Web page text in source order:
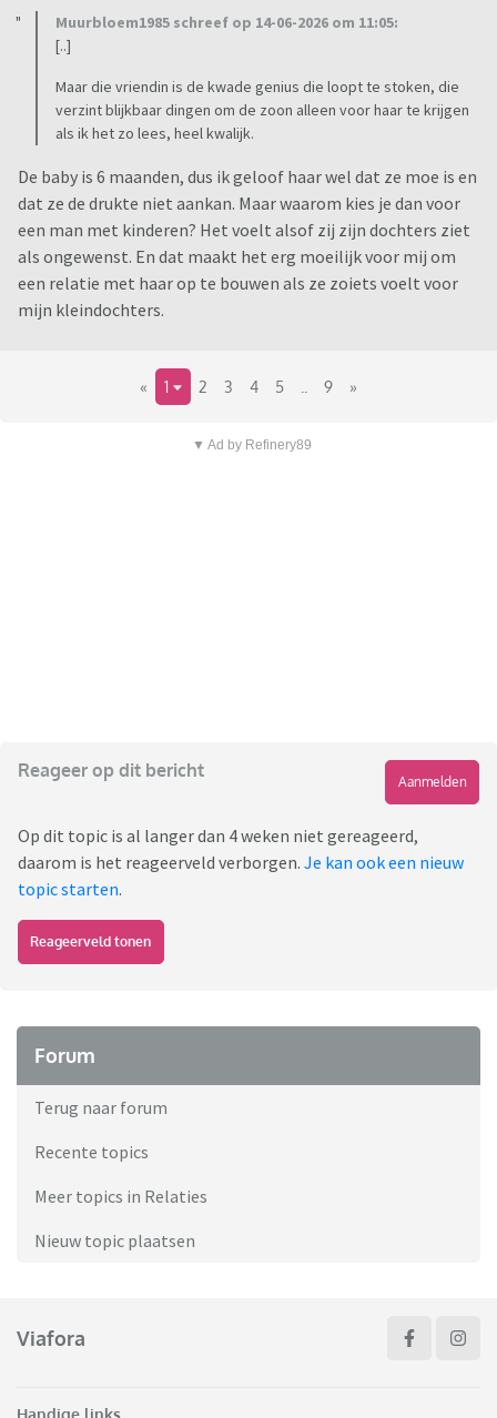
Muurbloem1985 schreef op 14-06-2026 om 11:05:
[..]
Maar die vriendin is de kwade genius die loopt te stoken, die
verzint blijkbaar dingen om de zoon alleen voor haar te krijgen
als ik het zo lees, heel kwalijk.
De baby is 6 maanden, dus ik geloof haar wel dat ze moe is en
dat ze de drukte niet aankan. Maar waarom kies je dan voor
een man met kinderen? Het voelt alsof zij zijn dochters ziet
als ongewenst. En dat maakt het erg moeilijk voor mij om
een relatie met haar op te bouwen als ze zoiets voelt voor
mijn kleindochters.
« 1 2 3 4 5 9 »
▼ Ad by Refinery89
Reageer op dit bericht
Aanmelden
Op dit topic is al langer dan 4 weken niet gereageerd,
daarom is het reageerveld verborgen. Je kan ook een nieuw
topic starten.
Reageerveld tonen
Forum
Terug naar forum
Recente topics
Meer topics in Relaties
Nieuw topic plaatsen
Viafora